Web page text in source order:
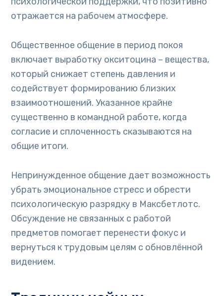
отражается на рабочем атмосфере.
Общественное общение в период покоя
включает выработку окситоцина – вещества,
который снижает степень давления и
содействует формированию близких
взаимоотношений. Указанное крайне
существенно в командной работе, когда
согласие и сплоченность сказываются на
общие итоги.
Непринужденное общение дает возможность
убрать эмоциональное стресс и обрести
психологическую разрядку в Максбетлотс.
Обсуждение не связанных с работой
предметов помогает перенести фокус и
вернуться к трудовым целям с обновлённой
видением.